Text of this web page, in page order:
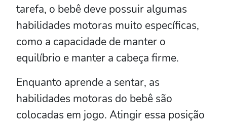
tarefa, o bebê deve possuir algumas
habilidades motoras muito específicas,
como a capacidade de manter o
equilíbrio e manter a cabeça firme.
Enquanto aprende a sentar, as
habilidades motoras do bebê são
colocadas em jogo. Atingir essa posição